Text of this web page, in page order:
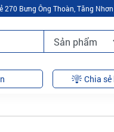
Bưng Ông Thoàn, Tăng
Chia